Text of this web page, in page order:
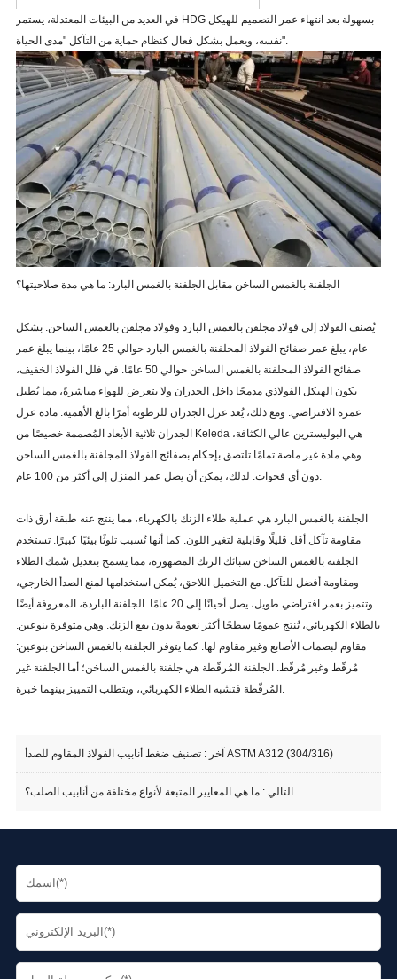
Coastal marine environments 10–30 years
Underground / soil contact 30–100+ years ,
في العديد من البيئات المعتدلة، يستمر HDG بسهولة بعد انتهاء عمر التصميم للهيكل
نفسه، ويعمل بشكل فعال كنظام حماية من التآكل "مدى الحياة".
الجلفنة بالغمس الساخن مقابل الجلفنة بالغمس البارد: ما هي مدة صلاحيتها؟
يُصنف الفولاذ إلى فولاذ مجلفن بالغمس البارد وفولاذ مجلفن بالغمس الساخن. بشكل
عام، يبلغ عمر صفائح الفولاذ المجلفنة بالغمس البارد حوالي 25 عامًا، بينما يبلغ عمر
صفائح الفولاذ المجلفنة بالغمس الساخن حوالي 50 عامًا. في فلل الفولاذ الخفيف،
يكون الهيكل الفولاذي مدمجًا داخل الجدران ولا يتعرض للهواء مباشرةً، مما يُطيل
عمره الافتراضي. ومع ذلك، يُعد عزل الجدران للرطوبة أمرًا بالغ الأهمية. مادة عزل
الجدران ثلاثية الأبعاد المُصممة خصيصًا من Keleda هي البوليسترين عالي الكثافة،
وهي مادة غير ماصة تمامًا تلتصق بإحكام بصفائح الفولاذ المجلفنة بالغمس الساخن
دون أي فجوات. لذلك، يمكن أن يصل عمر المنزل إلى أكثر من 100 عام.
الجلفنة بالغمس البارد هي عملية طلاء الزنك بالكهرباء، مما ينتج عنه طبقة أرق ذات
مقاومة تآكل أقل قليلًا وقابلية لتغير اللون. كما أنها تُسبب تلوثًا بيئيًا كبيرًا. تستخدم
الجلفنة بالغمس الساخن سبائك الزنك المصهورة، مما يسمح بتعديل سُمك الطلاء
ومقاومة أفضل للتآكل. مع التخميل اللاحق، يُمكن استخدامها لمنع الصدأ الخارجي،
وتتميز بعمر افتراضي طويل، يصل أحيانًا إلى 20 عامًا. الجلفنة الباردة، المعروفة أيضًا
بالطلاء الكهربائي، تُنتج عمومًا سطحًا أكثر نعومةً بدون بقع الزنك. وهي متوفرة بنوعين:
مقاوم لبصمات الأصابع وغير مقاوم لها. كما يتوفر الجلفنة بالغمس الساخن بنوعين:
مُرقّط وغير مُرقّط. الجلفنة المُرقّطة هي جلفنة بالغمس الساخن؛ أما الجلفنة غير
المُرقّطة فتشبه الطلاء الكهربائي، ويتطلب التمييز بينهما خبرة.
آخر : تصنيف ضغط أنابيب الفولاذ المقاوم للصدأ ASTM A312 (304/316)
التالي :ما هي المعايير المتبعة لأنواع مختلفة من أنابيب الصلب؟